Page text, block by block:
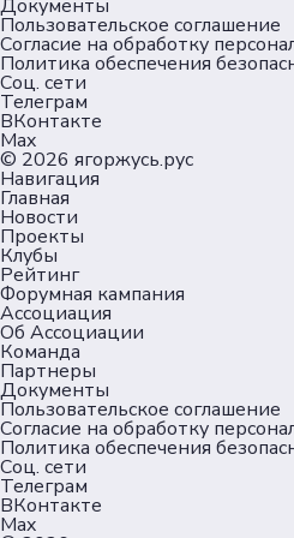
Документы
Пользовательское соглашение
Согласие на обработку
Политика обеспечения
Соц. сети
Телеграм
ВКонтакте
Max
© 2026 ягоржусь.рус
Навигация
Главная
Новости
Проекты
Клубы
Рейтинг
Форумная кампания
Ассоциация
Об Ассоциации
Команда
Партнеры
Документы
Пользовательское соглашение
Согласие на обработку
Политика обеспечения
Соц. сети
Телеграм
ВКонтакте
Max